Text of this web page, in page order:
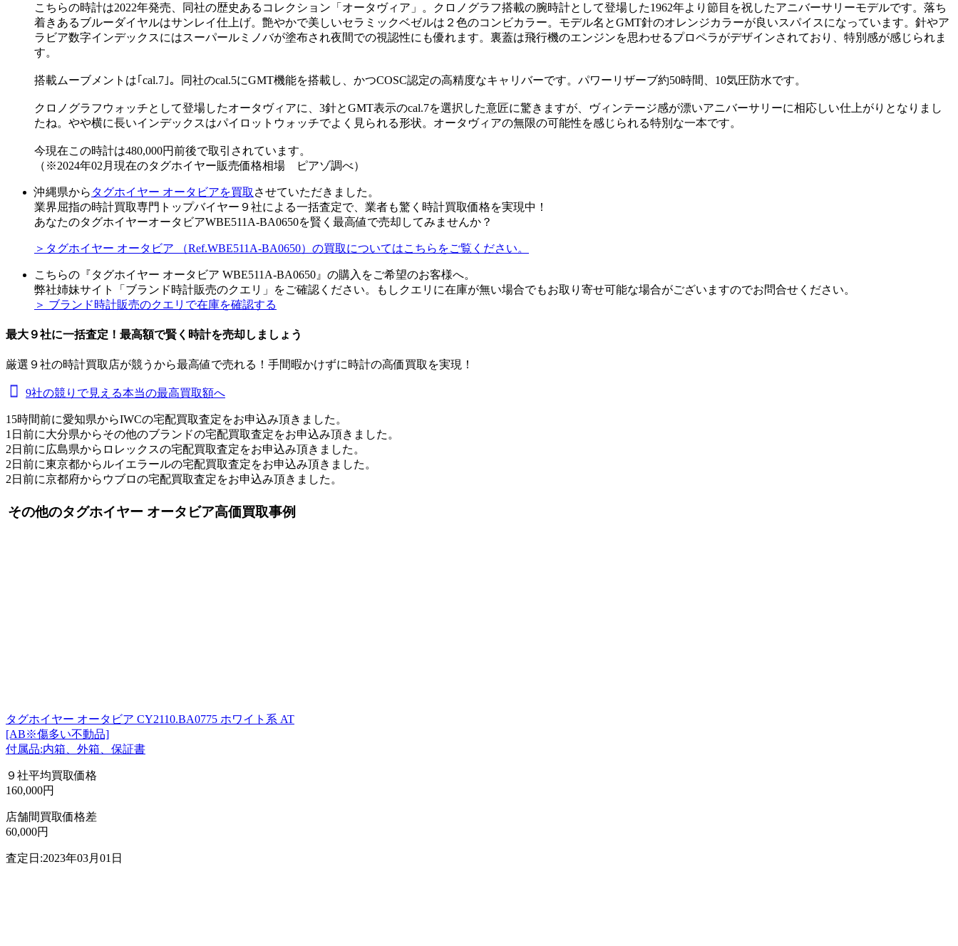
こちらの時計は2022年発売、同社の歴史あるコレクション「オータヴィア」。クロノグラフ搭載の腕時計として登場した1962年より節目を祝したアニバーサリーモデルです。落ち
着きあるブルーダイヤルはサンレイ仕上げ。艶やかで美しいセラミックベゼルは２色のコンビカラー。モデル名とGMT針のオレンジカラーが良いスパイスになっています。針やア
ラビア数字インデックスにはスーパールミノバが塗布され夜間での視認性にも優れます。裏蓋は飛行機のエンジンを思わせるプロペラがデザインされており、特別感が感じられま
す。
搭載ムーブメントは｢cal.7｣。同社のcal.5にGMT機能を搭載し、かつCOSC認定の高精度なキャリバーです。パワーリザーブ約50時間、10気圧防水です。
クロノグラフウォッチとして登場したオータヴィアに、3針とGMT表示のcal.7を選択した意匠に驚きますが、ヴィンテージ感が漂いアニバーサリーに相応しい仕上がりとなりまし
たね。やや横に長いインデックスはパイロットウォッチでよく見られる形状。オータヴィアの無限の可能性を感じられる特別な一本です。
今現在この時計は480,000円前後で取引されています。
（※2024年02月現在のタグホイヤー販売価格相場 ピアゾ調べ）
沖縄県から タグホイヤー オータビアを買取 させていただきました。
業界屈指の時計買取専門トップバイヤー９社による一括査定で、業者も驚く時計買取価格を実現中！
あなたのタグホイヤーオータビアWBE511A-BA0650を賢く最高値で売却してみませんか？
＞タグホイヤー オータビア （Ref.WBE511A-BA0650）の買取についてはこちらをご覧ください。
こちらの『タグホイヤー オータビア WBE511A-BA0650』の購入をご希望のお客様へ。
弊社姉妹サイト「ブランド時計販売のクエリ」をご確認ください。もしクエリに在庫が無い場合でもお取り寄せ可能な場合がございますのでお問合せください。
＞ ブランド時計販売のクエリで在庫を確認する
最大９社に一括査定！ 最高額で賢く時計を売却しましょう
厳選９社の時計買取店が競うから最高値で売れる！手間暇かけずに時計の高価買取を実現！
9社の競りで見える本当の最高買取額へ
15時間前に愛知県からIWCの宅配買取査定をお申込み頂きました。
1日前に大分県からその他のブランドの宅配買取査定をお申込み頂きました。
2日前に広島県からロレックスの宅配買取査定をお申込み頂きました。
2日前に東京都からルイエラールの宅配買取査定をお申込み頂きました。
2日前に京都府からウブロの宅配買取査定をお申込み頂きました。
その他のタグホイヤー オータビア高価買取事例
タグホイヤー オータビア CY2110.BA0775 ホワイト系 AT
[AB※傷多い不動品]
付属品:内箱、外箱、保証書
９社平均買取価格
160,000円
店舗間買取価格差
60,000円
査定日:2023年03月01日